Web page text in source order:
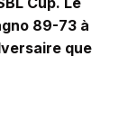
89-73 à
que